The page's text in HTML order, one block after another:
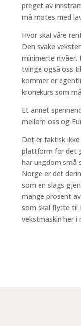
preget av
må motes med
Hvor skal våre
Den svake
minimerte nivåer.
tvinge også oss
kommer er
kronekurs som
Et annet
mellom oss og
Det er faktisk
plattform for det
har ungdom små
Norge er det
som en slags
mange prosent
som skal flytte til
vekstmaskin her i